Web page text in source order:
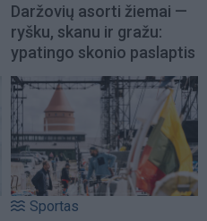
Daržovių asorti žiemai —
ryšku, skanu ir gražu:
ypatingo skonio paslaptis
Sportas